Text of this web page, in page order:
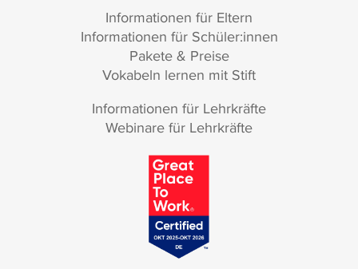
Informationen für Eltern
Informationen für Schüler:innen
Pakete & Preise
Vokabeln lernen mit Stift
Informationen für Lehrkräfte
Webinare für Lehrkräfte